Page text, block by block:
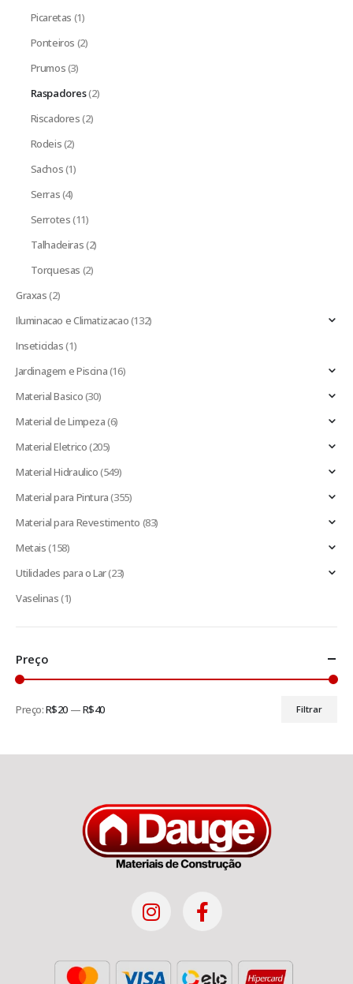
Picaretas (1)
Ponteiros (2)
Prumos(3)
Raspadores(2)
Riscadores(2)
Rodeis(2)
Sachos(1)
Serras(4)
Serrotes(11)
Talhadeiras(2)
Torquesas (2)
Graxas(2)
Iluminacao e Climatizacao(132)
Inseticidas(1)
Jardinagem e Piscina(16)
Material Basico(30)
Material de Limpeza(6)
Material Eletrico(205)
Material Hidraulico(549)
Material para Pintura(355)
Material para Revestimento (83)
Metais(158)
Utilidades para o Lar(23)
Vaselinas(1)
Preço
Filtrar
Preço:R$20 —R$40